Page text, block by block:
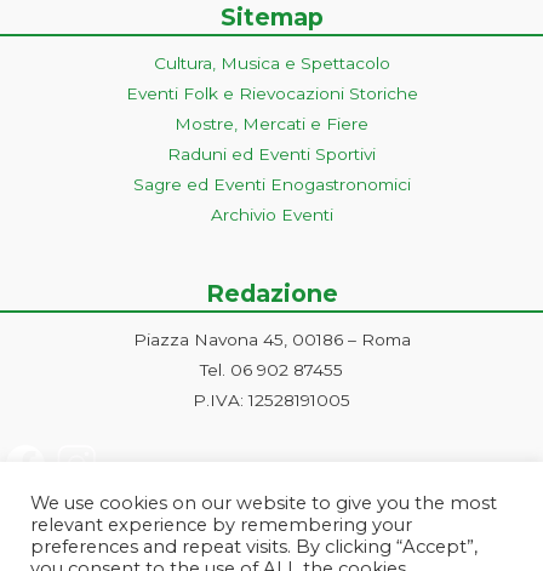
Sitemap
Cultura, Musica e Spettacolo
Eventi Folk e Rievocazioni Storiche
Mostre, Mercati e Fiere
Raduni ed Eventi Sportivi
Sagre ed Eventi Enogastronomici
Archivio Eventi
Redazione
Piazza Navona 45, 00186 – Roma
Tel. 06 902 87455
P.IVA: 12528191005
We use cookies on our website to give you the most
relevant experience by remembering your
preferences and repeat visits. By clicking “Accept”,